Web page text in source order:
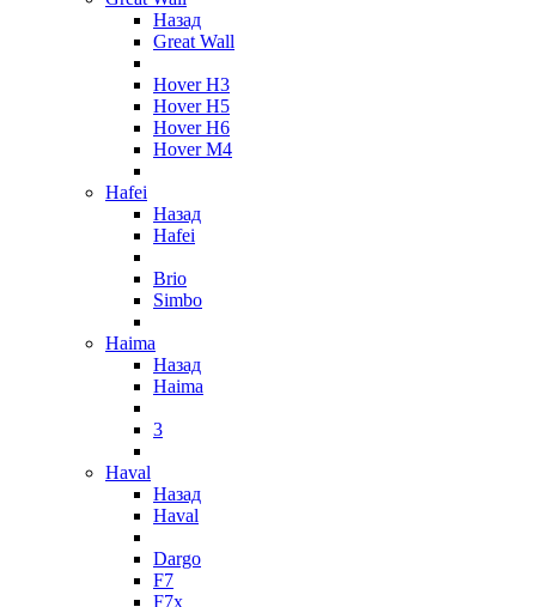
Назад
Great Wall
Hover H3
Hover H5
Hover H6
Hover M4
Hafei
Назад
Hafei
Brio
Simbo
Haima
Назад
Haima
3
Haval
Назад
Haval
Dargo
F7
F7x